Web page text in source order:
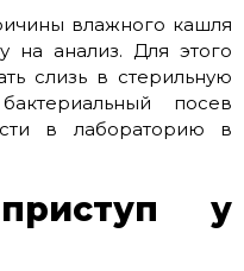
влажного кашля
на анализ. Для этого
слизь в стерильную
посев
в лабораторию в
у